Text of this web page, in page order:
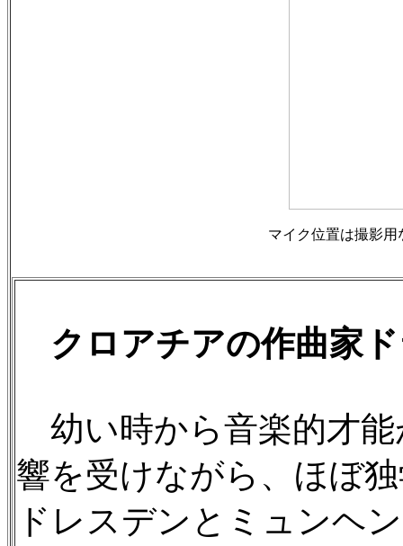
マイク位置は撮影
クロアチアの作曲家
幼い時から音楽的才能
響を受けながら、ほぼ
ドレスデンとミュンヘ